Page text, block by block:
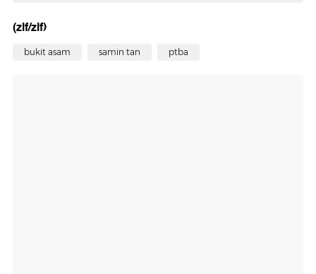
(zlf/zlf)
bukit asam samin tan ptba